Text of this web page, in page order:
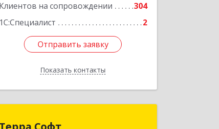
Клиентов на сопровождении
304
1С:Специалист
2
Отправить заявку
Показать контакты
Подробнее
Отправить заявку
Назад